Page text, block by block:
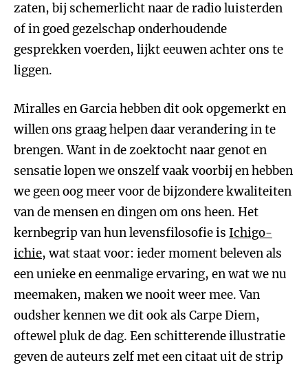
zaten, bij schemerlicht naar de radio luisterden
of in goed gezelschap onderhoudende
gesprekken voerden, lijkt eeuwen achter ons te
liggen.
Miralles en Garcia hebben dit ook opgemerkt en
willen ons graag helpen daar verandering in te
brengen. Want in de zoektocht naar genot en
sensatie lopen we onszelf vaak voorbij en hebben
we geen oog meer voor de bijzondere kwaliteiten
van de mensen en dingen om ons heen. Het
kernbegrip van hun levensfilosofie is Ichigo-
ichie, wat staat voor: ieder moment beleven als
een unieke en eenmalige ervaring, en wat we nu
meemaken, maken we nooit weer mee. Van
oudsher kennen we dit ook als Carpe Diem,
oftewel pluk de dag. Een schitterende illustratie
geven de auteurs zelf met een citaat uit de strip